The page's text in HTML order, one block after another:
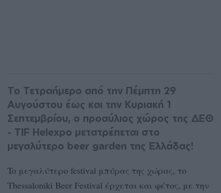
Το Τετραήμερο από την Πέμπτη 29
Αυγούστου έως και την Κυριακή 1
Σεπτεμβρίου, ο προαύλιος χώρος της ΔΕΘ
- TIF Helexpo μετατρέπεται στο
μεγαλύτερο beer garden της Ελλάδας!
To μεγαλύτερο festival μπύρας της χώρας, το
Thessaloniki Beer Festival έρχεται και φέτος, με την